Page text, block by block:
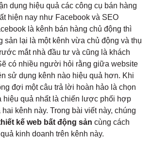
dụng hiệu quả các công cụ bán hàng
hiện nay như Facebook và SEO
là kênh bán hàng chủ động thì
sản lại là một kênh vừa chủ động và thụ
mắt nhà đầu tư và cũng là khách
có nhiều người hỏi rằng giữa website
sử dụng kênh nào hiệu quả hơn. Khi
đợi một câu trả lời hoàn hảo là chọn
hiệu quả nhất là chiến lược phối hợp
kênh này. Trong bài viết này, chúng
kế web bất động sản cùng cách
kinh doanh trên kênh này.